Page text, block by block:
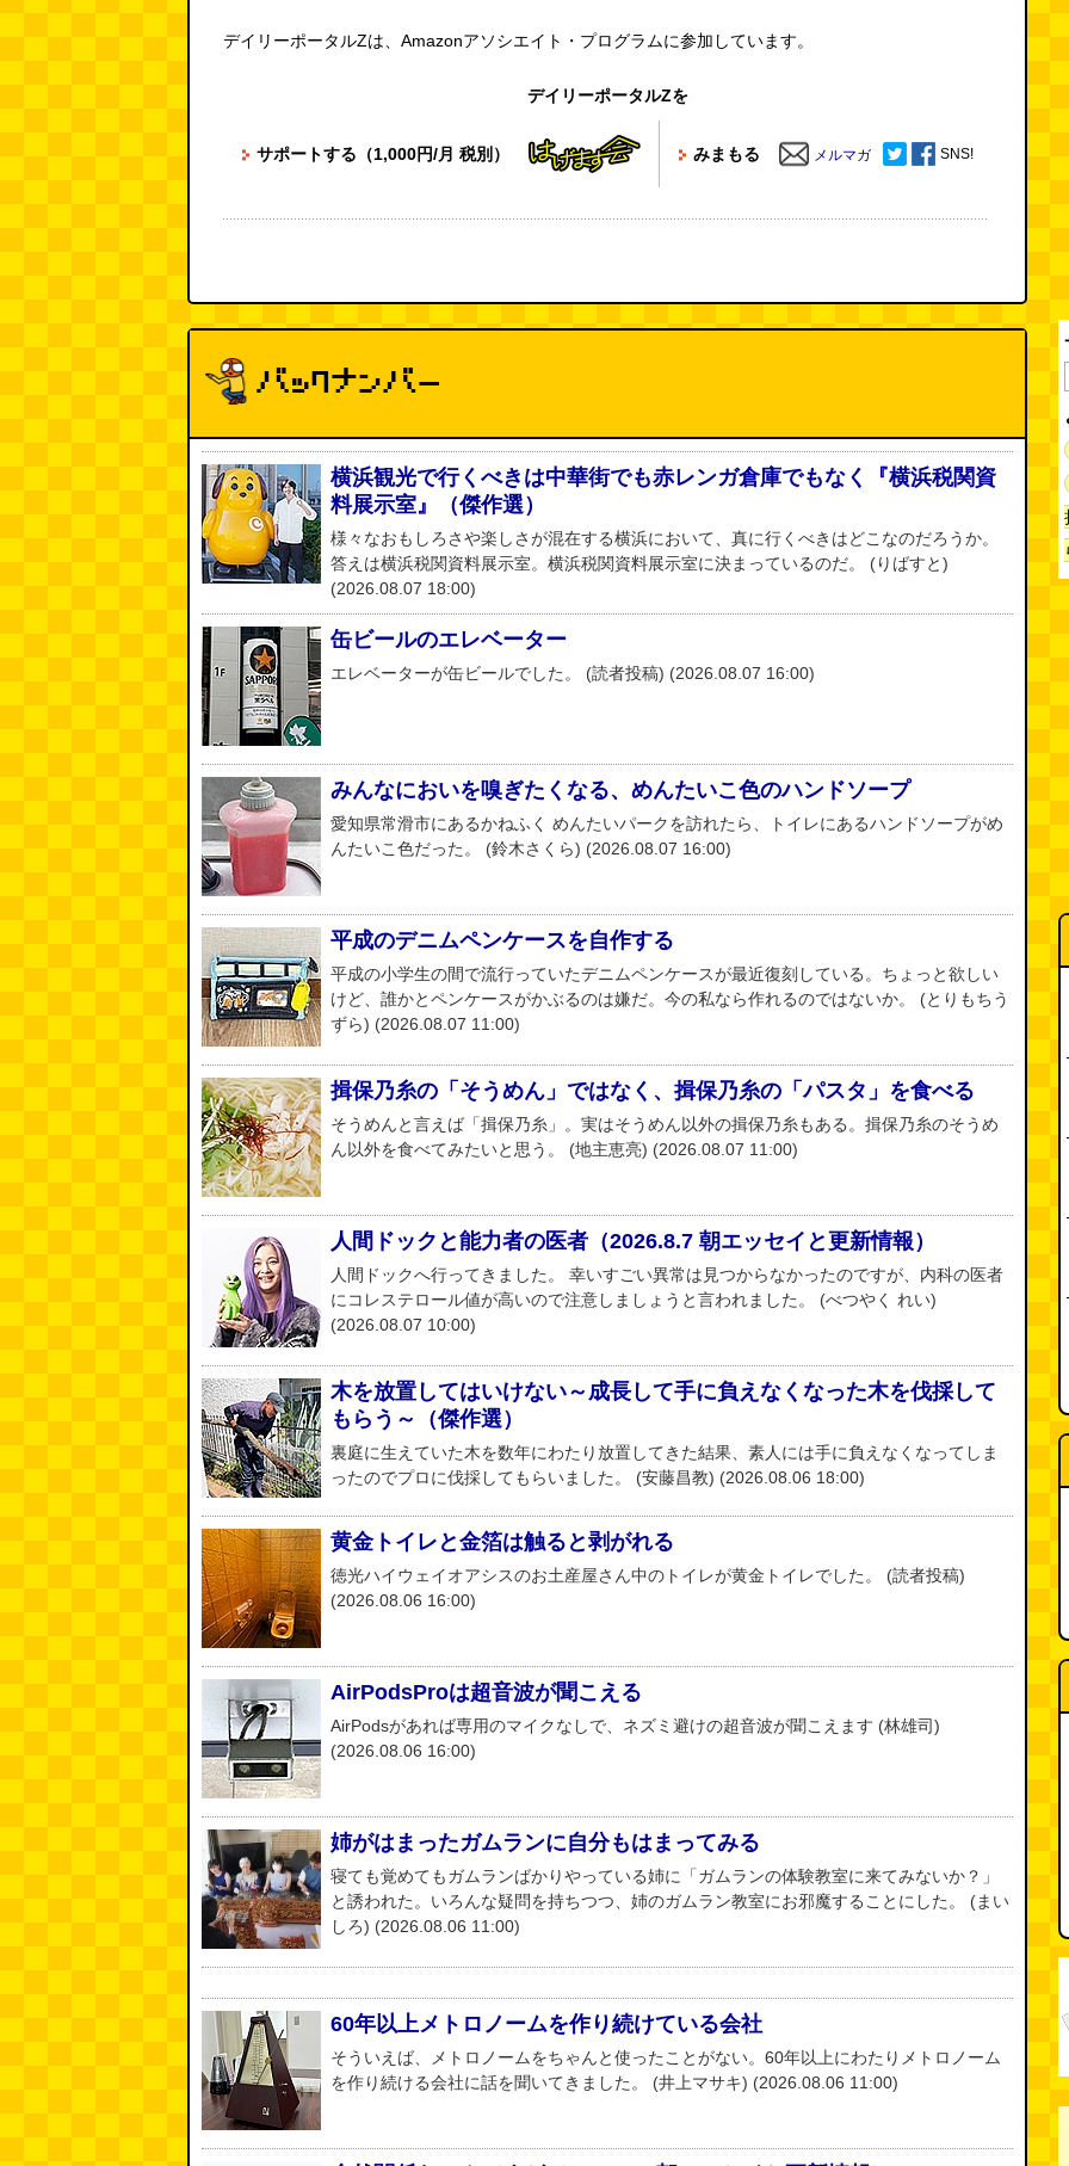
デイリーポータルZは、Amazonアソシエイト・プログラムに参加しています。
デイリーポータルZを
サポートする（1,000円/月 税別） みまもる メルマガ SNS!
横浜観光で行くべきは中華街でも赤レンガ倉庫でもなく『横浜税関資
料展示室』（傑作選）
様々なおもしろさや楽しさが混在する横浜において、真に行くべきはどこなのだろうか。
答えは横浜税関資料展示室。横浜税関資料展示室に決まっているのだ。 (りばすと)
(2026.08.07 18:00)
缶ビールのエレベーター
エレベーターが缶ビールでした。 (読者投稿) (2026.08.07 16:00)
みんなにおいを嗅ぎたくなる、めんたいこ色のハンドソープ
愛知県常滑市にあるかねふく めんたいパークを訪れたら、トイレにあるハンドソープがめ
んたいこ色だった。 (鈴木さくら) (2026.08.07 16:00)
平成のデニムペンケースを自作する
平成の小学生の間で流行っていたデニムペンケースが最近復刻している。ちょっと欲しい
けど、誰かとペンケースがかぶるのは嫌だ。今の私なら作れるのではないか。 (とりもちう
ずら) (2026.08.07 11:00)
揖保乃糸の「そうめん」ではなく、揖保乃糸の「パスタ」を食べる
そうめんと言えば「揖保乃糸」。実はそうめん以外の揖保乃糸もある。揖保乃糸のそうめ
ん以外を食べてみたいと思う。 (地主恵亮) (2026.08.07 11:00)
人間ドックと能力者の医者（2026.8.7 朝エッセイと更新情報）
人間ドックへ行ってきました。 幸いすごい異常は見つからなかったのですが、内科の医者
にコレステロール値が高いので注意しましょうと言われました。 (べつやく れい)
(2026.08.07 10:00)
木を放置してはいけない～成長して手に負えなくなった木を伐採して
もらう～（傑作選）
裏庭に生えていた木を数年にわたり放置してきた結果、素人には手に負えなくなってしま
ったのでプロに伐採してもらいました。 (安藤昌教) (2026.08.06 18:00)
黄金トイレと金箔は触ると剥がれる
徳光ハイウェイオアシスのお土産屋さん中のトイレが黄金トイレでした。 (読者投稿)
(2026.08.06 16:00)
AirPodsProは超音波が聞こえる
AirPodsがあれば専用のマイクなしで、ネズミ避けの超音波が聞こえます (林雄司)
(2026.08.06 16:00)
姉がはまったガムランに自分もはまってみる
寝ても覚めてもガムランばかりやっている姉に「ガムランの体験教室に来てみないか？」
と誘われた。いろんな疑問を持ちつつ、姉のガムラン教室にお邪魔することにした。 (まい
しろ) (2026.08.06 11:00)
60年以上メトロノームを作り続けている会社
そういえば、メトロノームをちゃんと使ったことがない。60年以上にわたりメトロノーム
を作り続ける会社に話を聞いてきました。 (井上マサキ) (2026.08.06 11:00)